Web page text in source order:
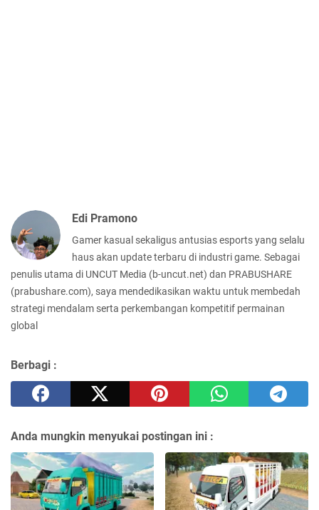
Edi Pramono
Gamer kasual sekaligus antusias esports yang selalu
haus akan update terbaru di industri game. Sebagai
penulis utama di UNCUT Media (b-uncut.net) dan PRABUSHARE
(prabushare.com), saya mendedikasikan waktu untuk membedah
strategi mendalam serta perkembangan kompetitif permainan
global
Berbagi :
Anda mungkin menyukai postingan ini :